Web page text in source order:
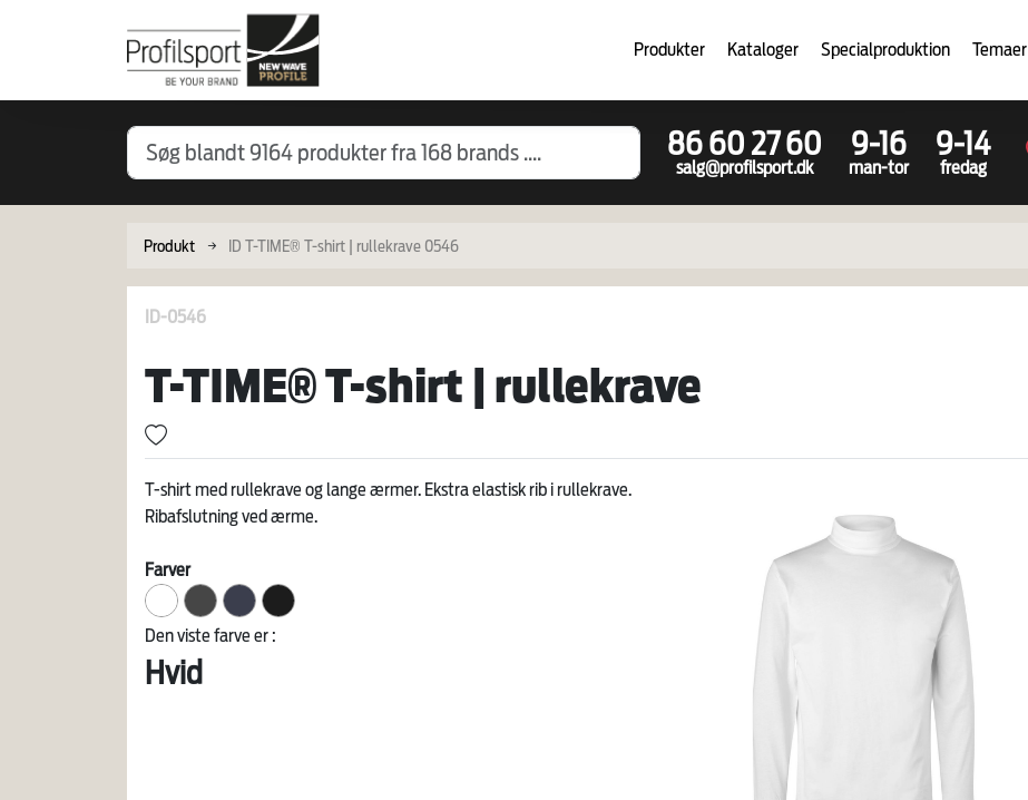
Produkter Kataloger Specialproduktion Temaer
86 60 27 60
salg@profilsport.dk
9-16
man-tor
9-14
fredag
Produkt ID T-TIME® T-shirt | rullekrave 0546
ID-0546
T-TIME® T-shirt | rullekrave
T-shirt med rullekrave og lange ærmer. Ekstra elastisk rib i rullekrave.
Ribafslutning ved ærme.
Farver
Den viste farve er :
Hvid